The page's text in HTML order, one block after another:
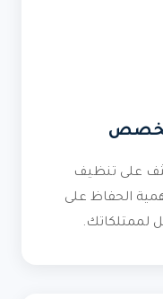
على تنظيف
الحفاظ على
لممتلكاتك.